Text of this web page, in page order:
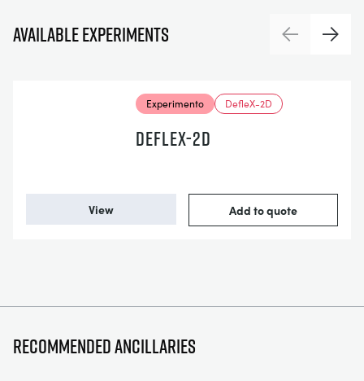
Available experiments PreviousNext
Experimento DefleX-2D
DEFLEX-2D
View Add to quote
Recommended ancillaries